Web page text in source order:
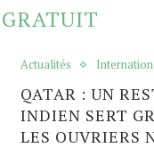
GRATUIT
Actualités
QATAR : UN
INDIEN SERT
LES OUVRIERS